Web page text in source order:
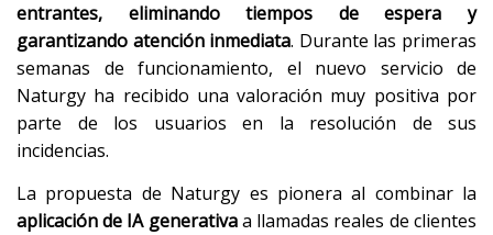
entrantes, eliminando tiempos de espera y
garantizando atención inmediata. Durante las primeras
semanas de funcionamiento, el nuevo servicio de
Naturgy ha recibido una valoración muy positiva por
parte de los usuarios en la resolución de sus
incidencias.
La propuesta de Naturgy es pionera al combinar la
aplicación de IA generativaa llamadas reales de clientes